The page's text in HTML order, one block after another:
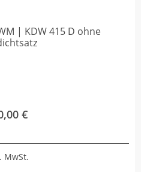
| KDW 415 D ohne
€
MwSt.